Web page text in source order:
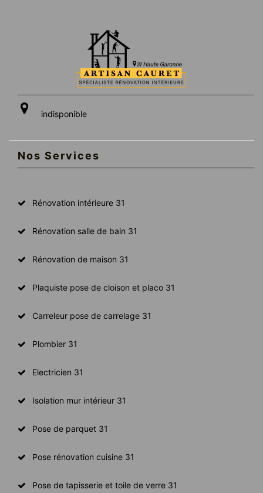
indisponible
Nos Services
Rénovation intérieure 31
Rénovation salle de bain 31
Rénovation de maison 31
Plaquiste pose de cloison et placo 31
Carreleur pose de carrelage 31
Plombier 31
Electricien 31
Isolation mur intérieur 31
Pose de parquet 31
Pose rénovation cuisine 31
Pose de tapisserie et toile de verre 31